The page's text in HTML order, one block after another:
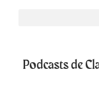
Podcasts de